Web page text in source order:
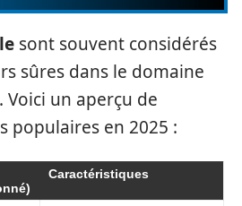
sont souvent considérés
sûres dans le domaine
un aperçu de
populaires en 2025 :
Caractéristiques